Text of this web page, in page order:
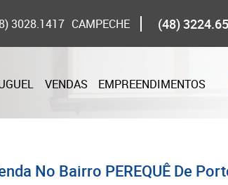
3028.1417 CAMPECHE (48)
VENDAS EMPREENDIMENTOS
No Bairro PEREQUÊ De